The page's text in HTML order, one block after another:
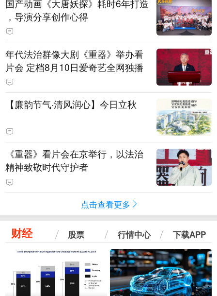
国产动画《大唐妖探》耗时6年打造
，导演分享创作心得
年代法治群像大剧《重器》举办看
片会 定档8月10日爱奇艺全网独播
【廉韵节气·清风润心】今日立秋
《重器》看片会在京举行，以法治
精神致敬时代守护者
点击查看更多
财经 股票 行情中心 下载APP